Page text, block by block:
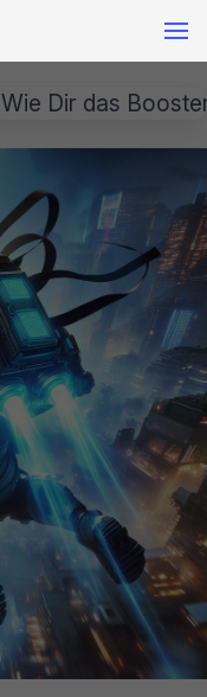
Wie Dir das